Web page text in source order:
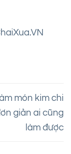
món kim chi
giản ai cũng
làm được